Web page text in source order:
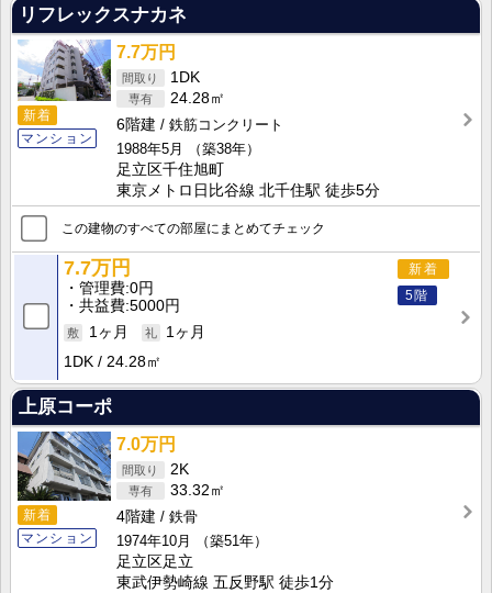
リフレックスナカネ
新着
マンション
7.7万円
1DK
24.28㎡
6階建
鉄筋コンクリート
1988年5月
（築38年）
足立区千住旭町
東京メトロ日比谷線 北千住駅 徒歩5分
この建物のすべての部屋にまとめてチェック
新着
5階
7.7万円
管理費 0円
共益費 5000円
1ヶ月
1ヶ月
1DK
24.28㎡
上原コーポ
新着
マンション
7.0万円
2K
33.32㎡
4階建
鉄骨
1974年10月
（築51年）
足立区足立
東武伊勢崎線 五反野駅 徒歩1分